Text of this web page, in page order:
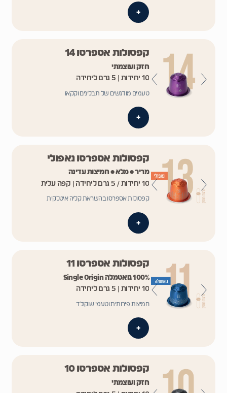
+
קפסולות אספרסו 14
חזק ועוצמתי
10 יחידות | 5 גרם ליחידה
טעמים מודגשים של תבלינים וקקאו
+
קפסולות אספרסו נאפולי
מריר • מלא • חמיצות עדינה
10 יחידות / 5 גרם ליחידה | קפה עלית
קפסולות אספרסו בהשראת קליה איטלקית
+
קפסולות אספרסו 11
100% גואטמלה Single Origin
10 יחידות | 5 גרם ליחידה
חמיצות פירותית וטעמי שוקולד
+
קפסולות אספרסו 10
חזק ועוצמתי